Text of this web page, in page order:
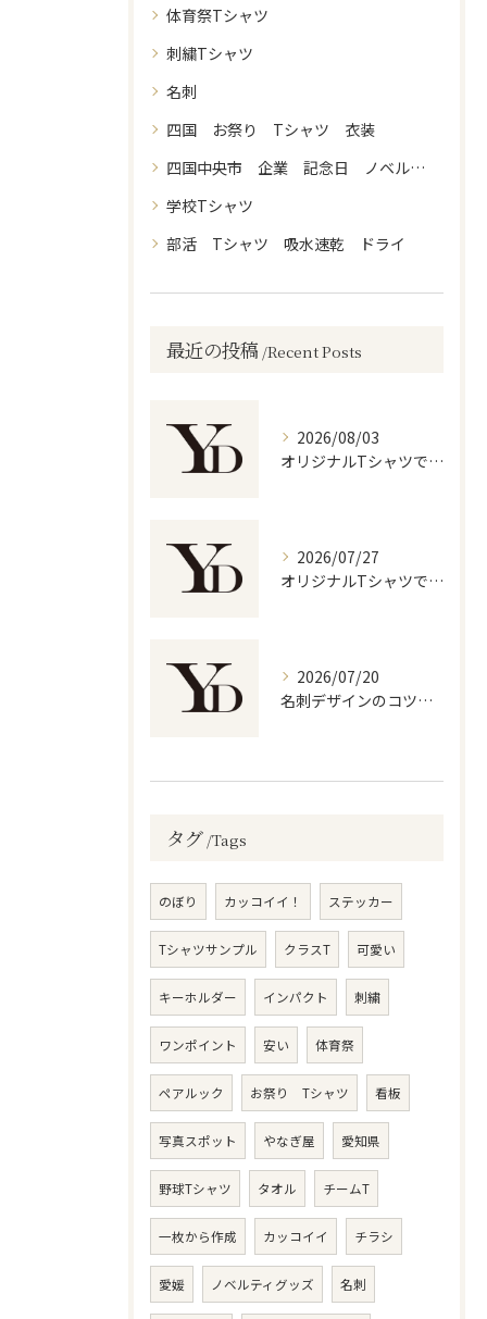
体育祭Tシャツ
刺繍Tシャツ
名刺
四国 お祭り Tシャツ 衣装
四国中央市 企業 記念日 ノベルティ
学校Tシャツ
部活 Tシャツ 吸水速乾 ドライ
最近の投稿 Recent Posts
2026/08/03
オリジナルTシャツで楽しむフェス体験と四国中央市宇和島市に行きやすい開催情報
2026/07/27
オリジナルTシャツで叶えるフローラル柄制作と高品質・低価格の選び方
2026/07/20
名刺デザインのコツとNG例で信頼感とおしゃれを両立する方法
タグ Tags
のぼり カッコイイ！ ステッカー
Tシャツサンプル クラスT 可愛い
キーホルダー インパクト 刺繍
ワンポイント 安い 体育祭
ペアルック お祭り Tシャツ 看板
写真スポット やなぎ屋 愛知県
野球Tシャツ タオル チームT
一枚から作成 カッコイイ チラシ
愛媛 ノベルティグッズ 名刺